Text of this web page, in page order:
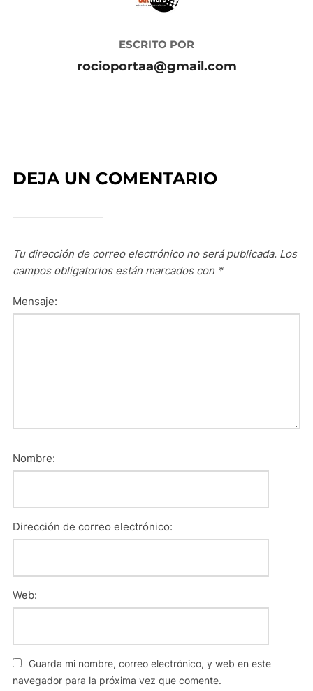
ESCRITO POR
rocioportaa@gmail.com
DEJA UN COMENTARIO
Tu dirección de correo electrónico no será publicada. Los
campos obligatorios están marcados con *
Mensaje:
Nombre:
Dirección de correo electrónico:
Web:
Guarda mi nombre, correo electrónico, y web en este
navegador para la próxima vez que comente.